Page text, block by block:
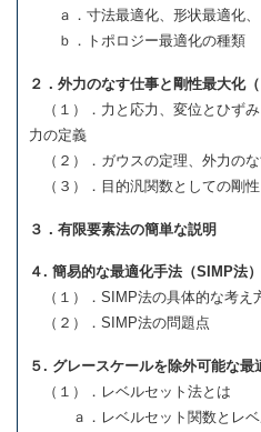
ａ．寸法最適化、形状最適化、
ｂ．トポロジー最適化の種類
２．外力のなす仕事と剛性最大化
（１）．力と応力、変位とひず
力の定義
（２）．ガウスの定理、外力の
（３）．目的汎関数としての剛
３．有限要素法の簡単な説明
４. 簡易的な最適化手法（SIMP法）
（１）．SIMP法の具体的な考え
（２）．SIMP法の問題点
５. グレースケールを除外可能な最
（１）．レベルセット法とは
ａ．レベルセット関数とレベ